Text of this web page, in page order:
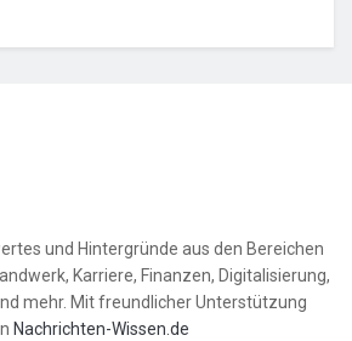
und Hintergründe aus den Bereichen
Karriere, Finanzen, Digitalisierung,
mehr. Mit freundlicher Unterstützung
Nachrichten-Wissen.de